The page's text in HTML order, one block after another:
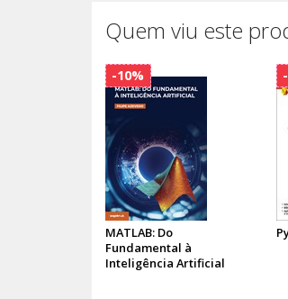
Quem viu este
MATLAB: Do
Fundamental à
Inteligência Artificial
-10%